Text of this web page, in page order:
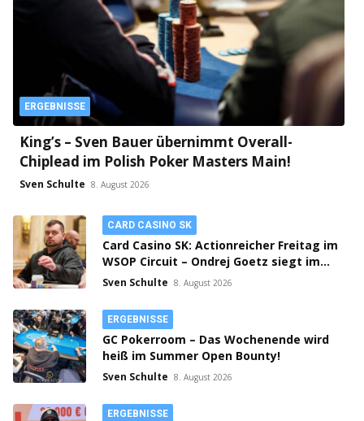
ERGEBNISSE
King’s – Sven Bauer übernimmt Overall-
Chiplead im Polish Poker Masters Main!
Sven Schulte 8. August 2026
CARD CASINO SK
Card Casino SK: Actionreicher Freitag im
WSOP Circuit – Ondrej Goetz siegt im
PLO!
Sven Schulte 8. August 2026
ERGEBNISSE
GC Pokerroom – Das Wochenende wird
heiß im Summer Open Bounty!
Sven Schulte 8. August 2026
ERGEBNISSE